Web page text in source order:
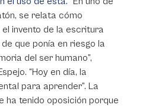
se relata cómo
invento de la escritura
que ponía en riesgo la
del ser humano”,
“Hoy en día, la
para aprender”. La
ha tenido oposición porque